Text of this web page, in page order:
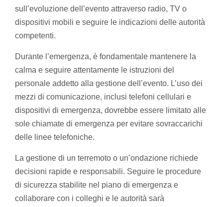
sull’evoluzione dell’evento attraverso radio, TV o
dispositivi mobili e seguire le indicazioni delle autorità
competenti.
Durante l’emergenza, è fondamentale mantenere la
calma e seguire attentamente le istruzioni del
personale addetto alla gestione dell’evento. L’uso dei
mezzi di comunicazione, inclusi telefoni cellulari e
dispositivi di emergenza, dovrebbe essere limitato alle
sole chiamate di emergenza per evitare sovraccarichi
delle linee telefoniche.
La gestione di un terremoto o un’ondazione richiede
decisioni rapide e responsabili. Seguire le procedure
di sicurezza stabilite nel piano di emergenza e
collaborare con i colleghi e le autorità sarà